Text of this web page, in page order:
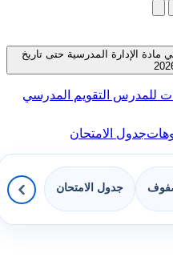
الإدارة المدرسية حتى تاريخ
للمدرس التقويم المدرسي
جدول الامتحان
جدول الامتحان